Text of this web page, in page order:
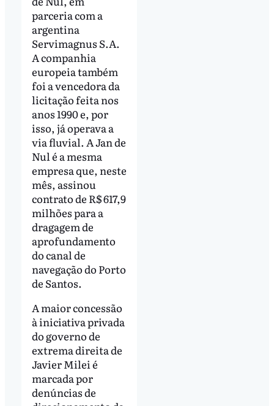
parceria com a
argentina
Servimagnus S.A.
A companhia
europeia também
foi a vencedora da
licitação feita nos
anos 1990 e, por
isso, já operava a
via fluvial. A Jan de
Nul é a mesma
empresa que, neste
mês, assinou
contrato de R$ 617,9
milhões para a
dragagem de
aprofundamento
do canal de
navegação do Porto
de Santos.
A maior concessão
à iniciativa privada
do governo de
extrema direita de
Javier Milei é
marcada por
denúncias de